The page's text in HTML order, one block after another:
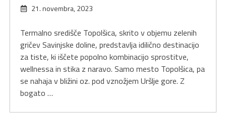
21. novembra, 2023
Termalno središče Topolšica, skrito v objemu zelenih
gričev Savinjske doline, predstavlja idilično destinacijo
za tiste, ki iščete popolno kombinacijo sprostitve,
wellnessa in stika z naravo. Samo mesto Topolšica, pa
se nahaja v bližini oz. pod vznožjem Uršlje gore. Z
bogato …